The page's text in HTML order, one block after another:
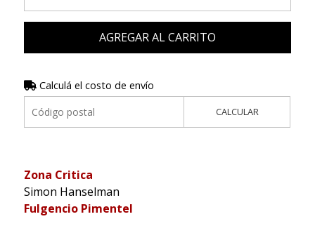
AGREGAR AL CARRITO
Calculá el costo de envío
CALCULAR
Zona Critica
Simon Hanselman
Fulgencio Pimentel